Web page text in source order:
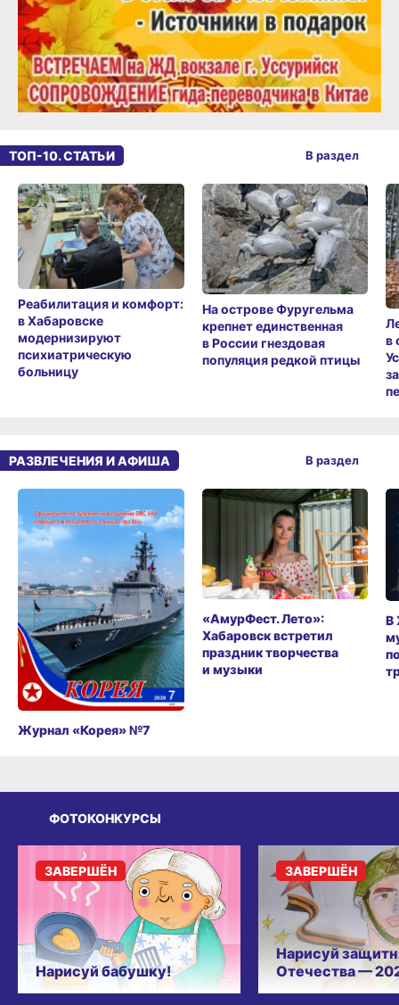
ТОП-10. СТАТЬИ
Реабилитация и комфорт:
в Хабаровске
модернизируют
психиатрическую
больницу
На острове Фуругельма
крепнет единственная
в России гнездовая
популяция редкой птицы
в
В раздел
РАЗВЛЕЧЕНИЯ И АФИША
Журнал «Корея» №7
«АмурФест. Лето»:
Хабаровск встретил
праздник творчества
и музыки
В
В раздел
ФОТОКОНКУРСЫ
Нарисуй бабушку!
ЗАВЕРШЁН
Нарисуй
Отечества —
ЗАВЕРШЁН